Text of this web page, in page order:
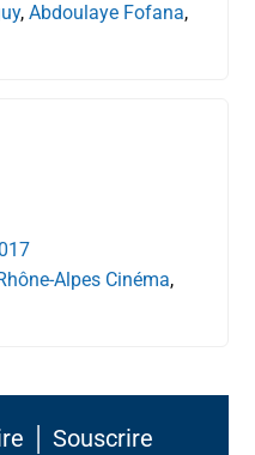
,Abdoulaye Fofana,
Alpes Cinéma,
│ Souscrire